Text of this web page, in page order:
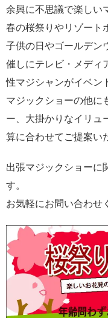
余興に不思議で楽しい
春の桜祭りやリゾート
子供の日やゴールデン
催しにテレビ・メディ
性マジシャンがイベン
マジックショーの他に
ー、大掛かりなイリュ
算に合わせてご提案い
出張マジックショーに
す。
お気軽にお問い合わせ